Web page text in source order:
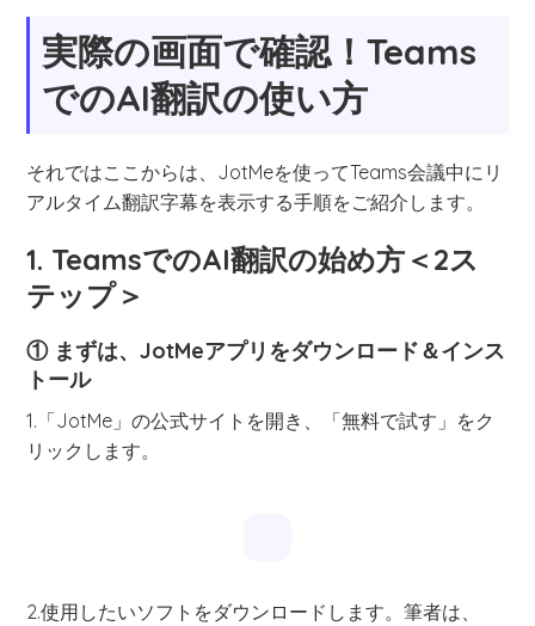
実際の画面で確認！Teams
でのAI翻訳の使い方
それではここからは、JotMeを使ってTeams会議中にリ
アルタイム翻訳字幕を表示する手順をご紹介します。
1. TeamsでのAI翻訳の始め方＜2ス
テップ＞
① まずは、JotMeアプリをダウンロード＆インス
トール
1.「JotMe」の公式サイトを開き、「無料で試す」をク
リックします。
2.使用したいソフトをダウンロードします。筆者は、